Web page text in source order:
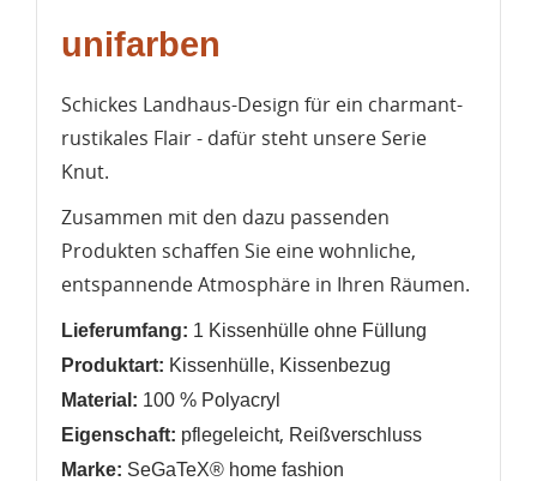
unifarben
Schickes Landhaus-Design für ein charmant-
rustikales Flair - dafür steht unsere Serie
Knut.
Zusammen mit den dazu passenden
Produkten schaffen Sie eine wohnliche,
entspannende Atmosphäre in Ihren Räumen.
Lieferumfang: 1 Kissenhülle ohne Füllung
Produktart: Kissenhülle, Kissenbezug
Material: 100 % Polyacryl
Eigenschaft: pflegeleicht, Reißverschluss
Marke: SeGaTeX® home fashion
AUF MEINE WUNSCHLISTE
add_circle_outline
WUNSCHLISTE ERSTELLEN
Name der Wunschliste
ANMELDEN
Sie müssen angemeldet sein, um Artikel Ihrer
Wunschliste hinzufügen zu können.
Anmelden